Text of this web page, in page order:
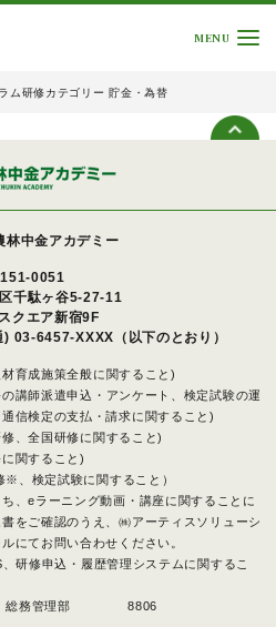
MENU
ム研修カテゴリー 貯金・為替
林中金アカデミー
0051
千駄ヶ谷5-27-11
クエア新宿9F
) 03-6457-XXXX（以下のとおり）
育成施策全般に関すること)
講師派遣申込・アンケート、検定試験の運
信検定の支払・請求に関すること)
、全国研修に関すること)
関すること)
※、検定試験に関すること）
、eラーニング動画・講座に関することに
をご確認のうえ、㈱アーティスソリューシ
にてお問い合わせください。
研修申込・履歴管理システムに関するこ
総務管理部 8806